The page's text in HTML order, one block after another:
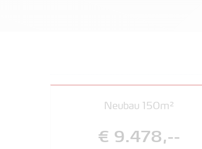
Neubau 150m²
€ 9.478,--